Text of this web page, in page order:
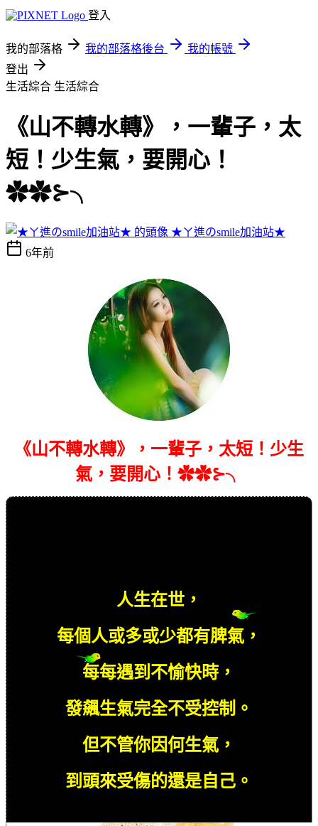
登入
我的部落格 我的部落格後台
我的帳號
登出
生活綜合 生活綜合
《山不轉水轉》，一輩子，太
短！少生氣，要開心！
✿✿⊱╮
★ㄚ進のsmile加油站★
6年前
《山不轉水轉》，一輩子，太短！少生
氣，要開心！✿✿⊱╮
人生在世，
每個人或多或少都有脾氣，
每每遇到不愉快時，
發飆生氣完全不受控制。
但不管你因何生氣，
到頭來受傷的還是自己。